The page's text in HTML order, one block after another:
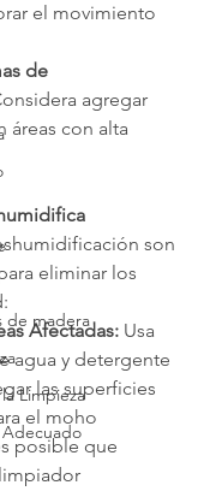
de madera
Limpieza
Adecuado
el movimiento
de
agregar
áreas con alta
son
eliminar los
Afectadas: Usa
agua y detergente
las superficies
el moho
posible que